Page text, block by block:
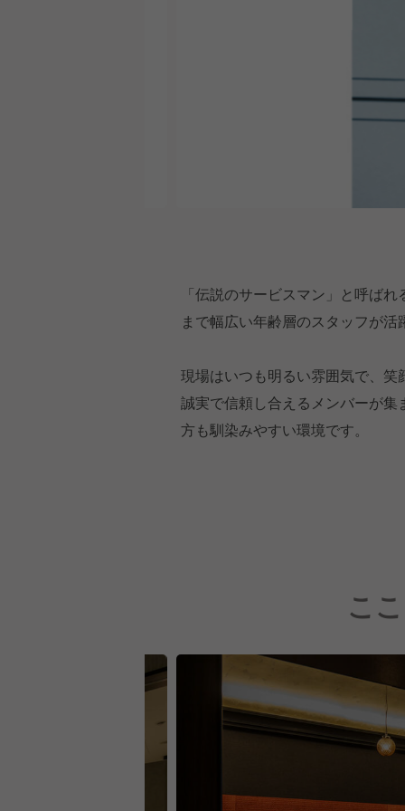
「伝説のサービスマン」と呼ば
まで幅広い年齢層のスタッフが活
現場はいつも明るい雰囲気で、笑
誠実で信頼し合えるメンバーが
方も馴染みやすい環境です。
こ